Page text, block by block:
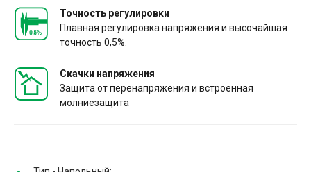
Точность регулировки
Плавная регулировка напряжения и высочайшая
точность 0,5%.
Скачки напряжения
Защита от перенапряжения и встроенная
молниезащита